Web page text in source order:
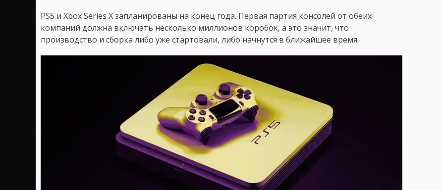
PS5 и Xbox Series X запланированы на конец года. Первая партия консолей от обеих
компаний должна включать несколько миллионов коробок, а это значит, что
производство и сборка либо уже стартовали, либо начнутся в ближайшее время.